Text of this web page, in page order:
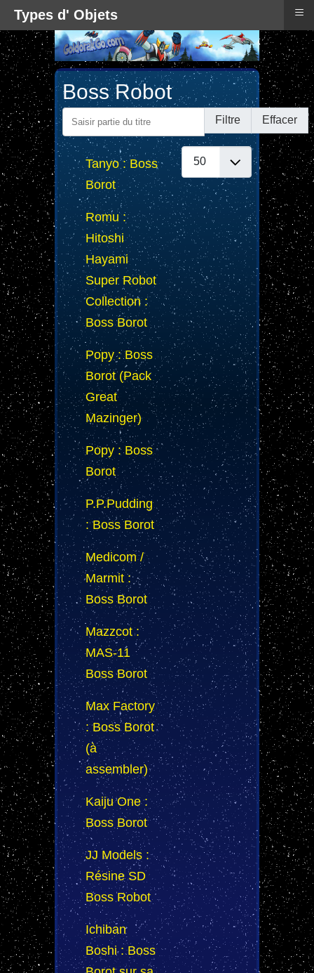
Boss Robot
Filtre Effacer
Tanyo : Boss
Borot
Romu :
Hitoshi
Hayami
Super Robot
Collection :
Boss Borot
Popy : Boss
Borot (Pack
Great
Mazinger)
Popy : Boss
Borot
P.P.Pudding
: Boss Borot
Medicom /
Marmit :
Boss Borot
Mazzcot :
MAS-11
Boss Borot
Max Factory
: Boss Borot
(à
assembler)
Kaiju One :
Boss Borot
JJ Models :
Résine SD
Boss Robot
Ichiban
Boshi : Boss
Types d' Objets ≡